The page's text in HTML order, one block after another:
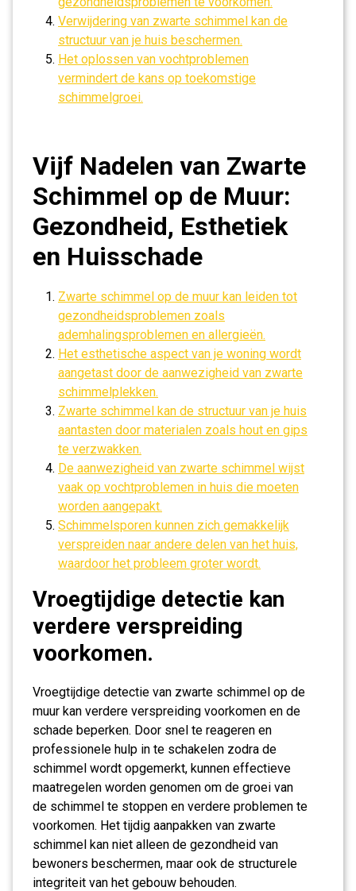
Verwijdering van zwarte schimmel kan de
structuur van je huis beschermen.
Het oplossen van vochtproblemen
vermindert de kans op toekomstige
schimmelgroei.
Vijf Nadelen van Zwarte
Schimmel op de Muur:
Gezondheid, Esthetiek
en Huisschade
Zwarte schimmel op de muur kan leiden tot
gezondheidsproblemen zoals
ademhalingsproblemen en allergieën.
Het esthetische aspect van je woning wordt
aangetast door de aanwezigheid van zwarte
schimmelplekken.
Zwarte schimmel kan de structuur van je huis
aantasten door materialen zoals hout en gips
te verzwakken.
De aanwezigheid van zwarte schimmel wijst
vaak op vochtproblemen in huis die moeten
worden aangepakt.
Schimmelsporen kunnen zich gemakkelijk
verspreiden naar andere delen van het huis,
waardoor het probleem groter wordt.
Vroegtijdige detectie kan
verdere verspreiding
voorkomen.
Vroegtijdige detectie van zwarte schimmel op de
muur kan verdere verspreiding voorkomen en de
schade beperken. Door snel te reageren en
professionele hulp in te schakelen zodra de
schimmel wordt opgemerkt, kunnen effectieve
maatregelen worden genomen om de groei van
de schimmel te stoppen en verdere problemen te
voorkomen. Het tijdig aanpakken van zwarte
schimmel kan niet alleen de gezondheid van
bewoners beschermen, maar ook de structurele
integriteit van het gebouw behouden.